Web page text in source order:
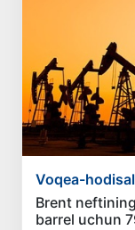
Voqea-
Brent
barrel uchun